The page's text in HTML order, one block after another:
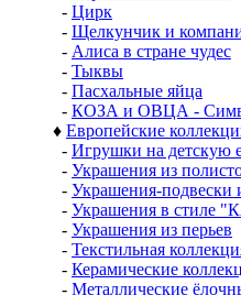
- Цирк
- Щелкунчик и
- Алиса в стране чудес
- Тыквы
- Пасхальные яйца
- КОЗА и ОВЦА -
♦ Европейские
- Игрушки на детскую
- Украшения из
- Украшения-подвески
- Украшения в стиле
- Украшения из перьев
- Текстильная
- Керамические
- Металлические